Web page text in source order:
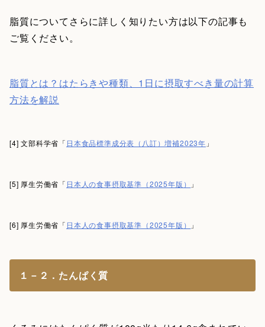
脂質についてさらに詳しく知りたい方は以下の記事も
ご覧ください。
脂質とは？はたらきや種類、1日に摂取すべき量の計算
方法を解説
[4] 文部科学省「 日本食品標準成分表（八訂）増補2023年 」
[5] 厚生労働省「 日本人の食事摂取基準（2025年版） 」
[6] 厚生労働省「 日本人の食事摂取基準（2025年版） 」
１－２．たんぱく質